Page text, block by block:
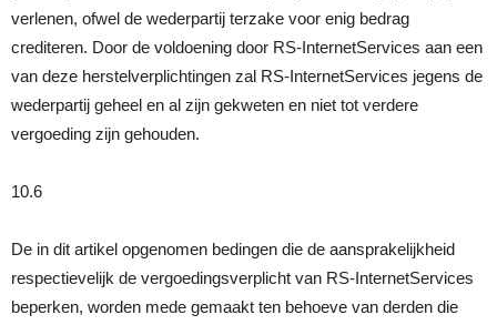
verlenen, ofwel de wederpartij terzake voor enig bedrag
crediteren. Door de voldoening door RS-InternetServices aan een
van deze herstelverplichtingen zal RS-InternetServices jegens de
wederpartij geheel en al zijn gekweten en niet tot verdere
vergoeding zijn gehouden.
10.6
De in dit artikel opgenomen bedingen die de aansprakelijkheid
respectievelijk de vergoedingsverplicht van RS-InternetServices
beperken, worden mede gemaakt ten behoeve van derden die